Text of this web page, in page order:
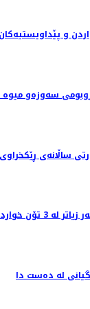
و پێداویستیه‌كان
سه‌وزه‌و میوه‌
ساڵانەی
له‌ سلێمانی ده‌ست به‌سه‌ر
لە دەست دا